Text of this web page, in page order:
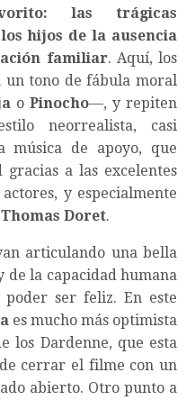
las trágicas
hijos de la ausencia
familiar. Aquí, los
un tono de fábula moral
o Pinocho—, y repiten
neorrealista, casi
música de apoyo, que
a las excelentes
y especialmente
Thomas Doret.
articulando una bella
la capacidad humana
ser feliz. En este
es mucho más optimista
los Dardenne, que esta
cerrar el filme con un
abierto. Otro punto a